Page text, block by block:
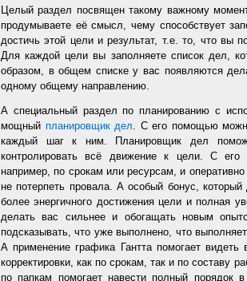
Целый раздел посвящен такому важному
продумываете её смысл, чему способствует
достичь этой цели и результат, т.е. то, что вы
Для каждой цели вы заполняете список дел,
образом, в общем списке у вас появляются
одному общему направлению.
А специальный раздел по планированию с
мощный планировщик дел. С его помощью
каждый шаг к ним. Планировщик дел
контролировать всё движение к цели. С
например, по срокам или ресурсам, и
не потерпеть провала. А особый бонус,
более энергичного достижения цели и полная
делать вас сильнее и обогащать новым
подсказывать, что уже выполнено, что
А применение графика Гантта помогает
корректировки, как по срокам, так и по составу
по папкам помогает навести полный порядок